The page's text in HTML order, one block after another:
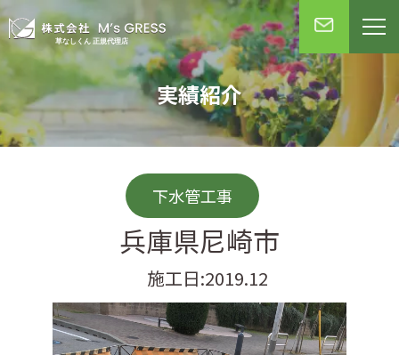
実績紹介
下水管工事
兵庫県尼崎市
施工日:2019.12